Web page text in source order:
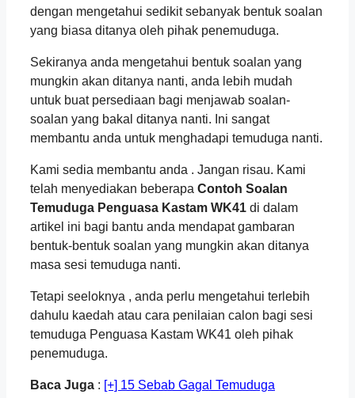
dengan mengetahui sedikit sebanyak bentuk soalan
yang biasa ditanya oleh pihak penemuduga.
Sekiranya anda mengetahui bentuk soalan yang
mungkin akan ditanya nanti, anda lebih mudah
untuk buat persediaan bagi menjawab soalan-
soalan yang bakal ditanya nanti. Ini sangat
membantu anda untuk menghadapi temuduga nanti.
Kami sedia membantu anda . Jangan risau. Kami
telah menyediakan beberapa Contoh Soalan
Temuduga Penguasa Kastam WK41 di dalam
artikel ini bagi bantu anda mendapat gambaran
bentuk-bentuk soalan yang mungkin akan ditanya
masa sesi temuduga nanti.
Tetapi seeloknya , anda perlu mengetahui terlebih
dahulu kaedah atau cara penilaian calon bagi sesi
temuduga Penguasa Kastam WK41 oleh pihak
penemuduga.
Baca Juga : [+] 15 Sebab Gagal Temuduga